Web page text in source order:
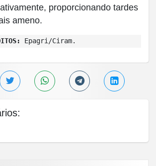
proporcionando tardes
ameno.
Epagri/Ciram.